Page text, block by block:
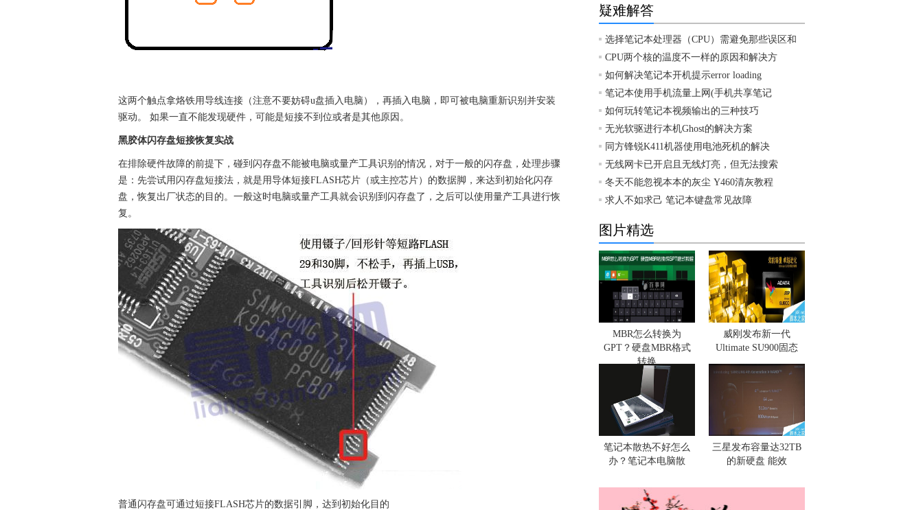
这两个触点拿烙铁用导线连接（注意不要妨碍u盘插入电脑），再插入电脑，即可被电脑重新识别并安装
驱动。 如果一直不能发现硬件，可能是短接不到位或者是其他原因。
黑胶体闪存盘短接恢复实战
在排除硬件故障的前提下，碰到闪存盘不能被电脑或量产工具识别的情况，对于一般的闪存盘，处理步骤
是：先尝试用闪存盘短接法，就是用导体短接FLASH芯片（或主控芯片）的数据脚，来达到初始化闪存
盘，恢复出厂状态的目的。一般这时电脑或量产工具就会识别到闪存盘了，之后可以使用量产工具进行恢
复。
普通闪存盘可通过短接FLASH芯片的数据引脚，达到初始化目的
疑难解答
选择笔记本处理器（CPU）需避免那些误区和
CPU两个核的温度不一样的原因和解决方
如何解决笔记本开机提示error loading
笔记本使用手机流量上网(手机共享笔记
如何玩转笔记本视频输出的三种技巧
无光软驱进行本机Ghost的解决方案
同方锋锐K411机器使用电池死机的解决
无线网卡已开启且无线灯亮，但无法搜索
冬天不能忽视本本的灰尘 Y460清灰教程
求人不如求己 笔记本键盘常见故障
图片精选
MBR怎么转换为
GPT？硬盘MBR格式
转换
威刚发布新一代
Ultimate SU900固态
笔记本散热不好怎么
办？笔记本电脑散
三星发布容量达32TB
的新硬盘 能效